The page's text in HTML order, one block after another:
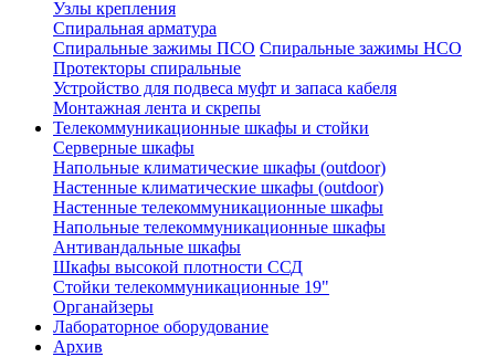
Узлы крепления
Спиральная арматура
Спиральные зажимы ПСО Спиральные зажимы НСО
Протекторы спиральные
Устройство для подвеса муфт и запаса кабеля
Монтажная лента и скрепы
Телекоммуникационные шкафы и стойки
Серверные шкафы
Напольные климатические шкафы (outdoor)
Настенные климатические шкафы (outdoor)
Настенные телекоммуникационные шкафы
Напольные телекоммуникационные шкафы
Антивандальные шкафы
Шкафы высокой плотности ССД
Стойки телекоммуникационные 19"
Органайзеры
Лабораторное оборудование
Архив